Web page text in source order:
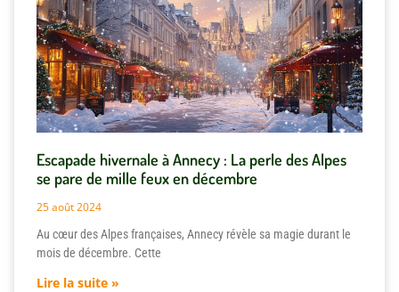
Escapade hivernale à Annecy : La perle des Alpes
se pare de mille feux en décembre
25 août 2024
Au cœur des Alpes françaises, Annecy révèle sa magie durant le
mois de décembre. Cette
Lire la suite »